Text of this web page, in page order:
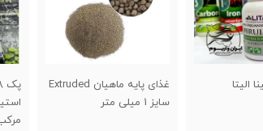
غذای پایه ماهیان Extruded
پک 8 تایی غذای ماهی
استیک( ماهی